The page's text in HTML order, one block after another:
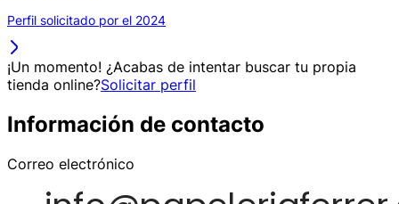
Perfil solicitado por el 2024
¡Un momento! ¿Acabas de intentar buscar tu propia
tienda online?Solicitar perfil
Información de contacto
Correo electrónico